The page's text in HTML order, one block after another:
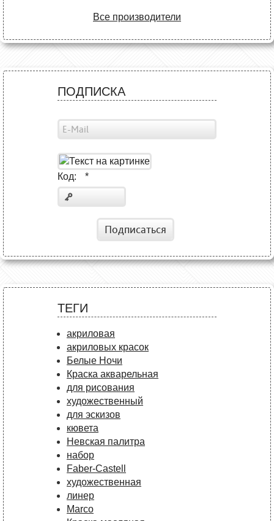
Все производители
ПОДПИСКА
Код: *
Подписаться
ТЕГИ
акриловая
акриловых красок
Белые Ночи
Краска акварельная
для рисования
художественный
для эскизов
кювета
Невская палитра
набор
Faber-Castell
художественная
линер
Marco